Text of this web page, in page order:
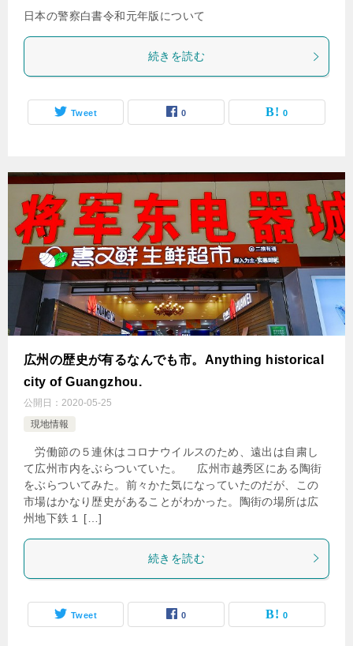
日本の警察白書令和元年版について
続きを読む
Tweet 0 0
広州の歴史が有るなんでも市。Anything historical
city of Guangzhou.
公開日： 2020-05-25
現地情報
労働節の５連休はコロナウイルスのため、遠出は自粛し
て広州市内をぶらついていた。 広州市越秀区にある陶街
をぶらついてみた。前々かた気になっていたのだが、この
市場はかなり歴史があることがわかった。陶街の場所は広
州地下鉄１ […]
続きを読む
Tweet 0 0